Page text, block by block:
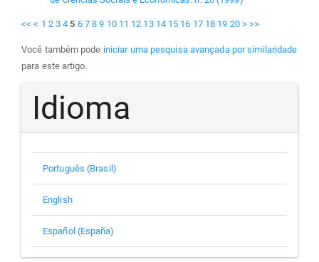
<< < 1 2 3 4 5 6 7 8 9 10 11 12 13 14 15 16 17 18 19 20 > >>
Você também pode iniciar uma pesquisa avançada por similaridade
para este artigo.
Idioma
Português (Brasil)
English
Español (España)